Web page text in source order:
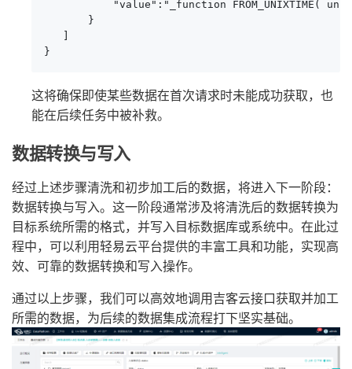
"value":"_function FROM_UNIXTIME(
       }
}
这将确保即使某些数据在首次请求时未能成功获取，也
能在后续任务中被补救。
数据转换与写入
经过上述步骤清洗和初步加工后的数据，将进入下一阶段：
数据转换与写入。这一阶段通常涉及将清洗后的数据转换为
目标系统所需的格式，并写入目标数据库或系统中。在此过
程中，可以利用轻易云平台提供的丰富工具和功能，实现高
效、可靠的数据转换和写入操作。
通过以上步骤，我们可以高效地调用吉客云接口获取并加工
所需的数据，为后续的数据集成流程打下坚实基础。